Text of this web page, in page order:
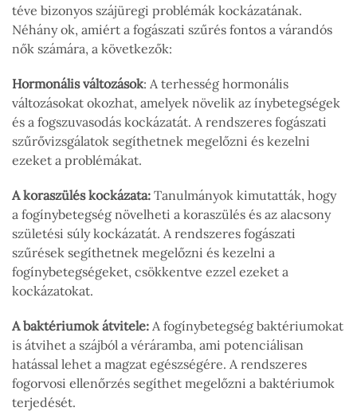
téve bizonyos szájüregi problémák kockázatának.
Néhány ok, amiért a fogászati szűrés fontos a várandós
nők számára, a következők:
Hormonális változások: A terhesség hormonális
változásokat okozhat, amelyek növelik az ínybetegségek
és a fogszuvasodás kockázatát. A rendszeres fogászati
szűrővizsgálatok segíthetnek megelőzni és kezelni
ezeket a problémákat.
A koraszülés kockázata: Tanulmányok kimutatták, hogy
a fogínybetegség növelheti a koraszülés és az alacsony
születési súly kockázatát. A rendszeres fogászati
szűrések segíthetnek megelőzni és kezelni a
fogínybetegségeket, csökkentve ezzel ezeket a
kockázatokat.
A baktériumok átvitele: A fogínybetegség baktériumokat
is átvihet a szájból a véráramba, ami potenciálisan
hatással lehet a magzat egészségére. A rendszeres
fogorvosi ellenőrzés segíthet megelőzni a baktériumok
terjedését.